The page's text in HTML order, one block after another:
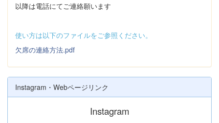
以降は電話にてご連絡願います
使い方は以下のファイルをご参照ください。
欠席の連絡方法.pdf
Instagram・Webページリンク
Instagram